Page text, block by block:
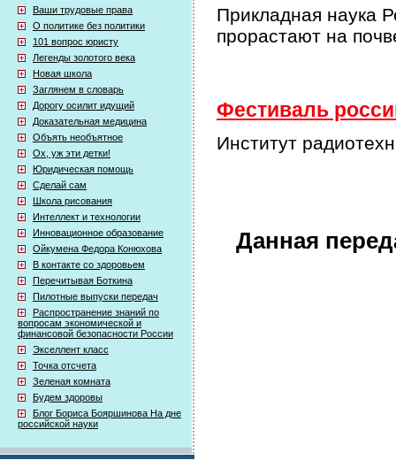
Ваши трудовые права
О политике без политики
101 вопрос юристу
Легенды золотого века
Новая школа
Заглянем в словарь
Дорогу осилит идущий
Доказательная медицина
Объять необъятное
Ох, уж эти детки!
Юридическая помощь
Сделай сам
Школа рисования
Интеллект и технологии
Инновационное образование
Ойкумена Федора Конюхова
В контакте со здоровьем
Перечитывая Боткина
Пилотные выпуски передач
Распространение знаний по
вопросам экономической и
финансовой безопасности России
Экселлент класс
Точка отсчета
Зеленая комната
Будем здоровы
Блог Бориса Бояршинова На дне
российской науки
Прикладная наука
прорастают на
Фестиваль
Институт
Данная